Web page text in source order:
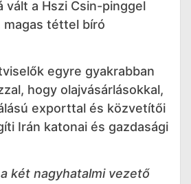
vált a Hszi Csin-pinggel
téttel bíró
egyre gyakrabban
hogy olajvásárlásokkal,
exporttal és közvetítői
Irán katonai és gazdasági
két nagyhatalmi vezető